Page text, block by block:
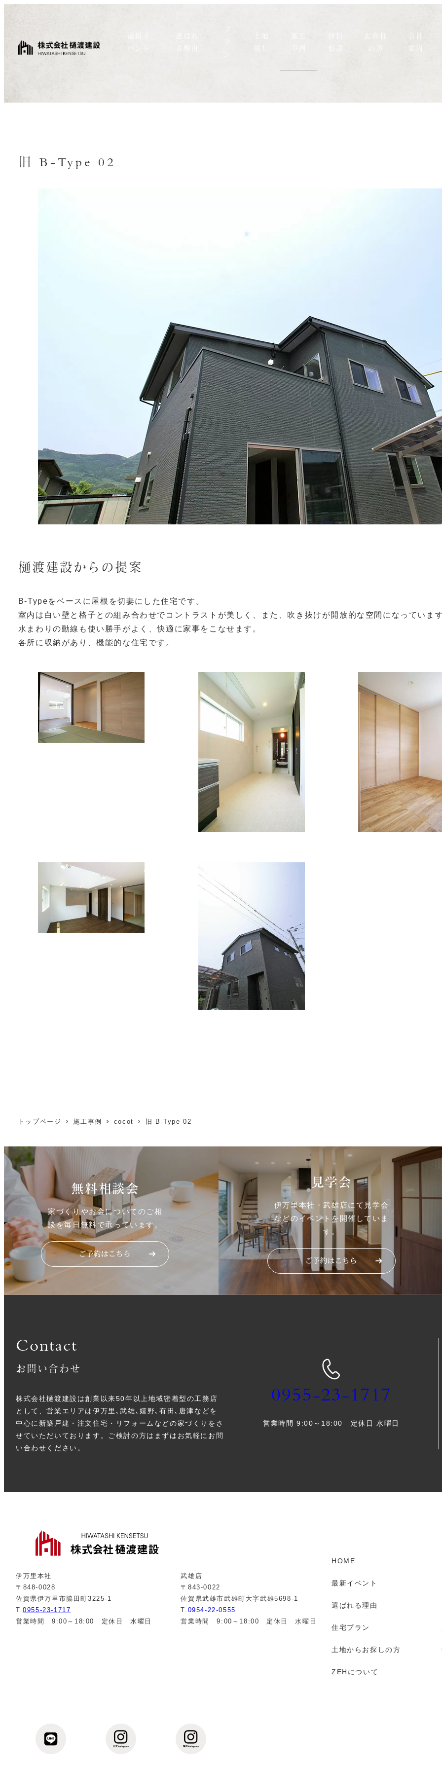
最新イ
ベント
お客様
会社
案内
旧 B-Type 02
樋渡建設からの提案
B-Typeをベースに屋根を切妻にした住宅です。
室内は白い壁と格子との組み合わせでコントラストが美しく、また、吹き抜けが開放的な空間になっていま
水まわりの動線も使い勝手がよく、快適に家事をこなせます。
各所に収納があり、機能的な住宅です。
トップページ 施工事例 cocot 旧 B-Type 02
無料相談会
家づくりやお金についてのご相
談を毎日無料で承っています。
見学会
伊万里本社・武雄店にて見学会
などのイベントを開催していま
す。
Contact
お問い合わせ
株式会社樋渡建設は創業以来50年以上地域密着型の工務店
として、営業エリアは伊万里､武雄､嬉野､有田､唐津などを
中心に新築戸建・注文住宅・リフォームなどの家づくりをさ
せていただいております。ご検討の方はまずはお気軽にお問
い合わせください。
0955-23-1717
営業時間 9:00～18:00 定休日 水曜日
伊万里本社
〒848-0028
佐賀県伊万里市脇田町3225-1
T.0955-23-1717
営業時間 9:00～18:00 定休日 水曜日
武雄店
〒843-0022
佐賀県武雄市武雄町大字武雄5698-1
T. 0954-22-0555
営業時間 9:00～18:00 定休日 水曜日
HOME
最新イベント
選ばれる理由
住宅プラン
土地からお探しの方
ZEHについて